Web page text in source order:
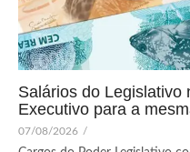
Salários do Legislativo
Executivo para a
07/08/2026 /